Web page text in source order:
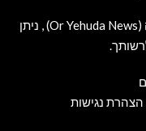
לפרסום באתר חדשות אור יהודה (Or Yehuda News) , ניתן
הצהרת נגישות